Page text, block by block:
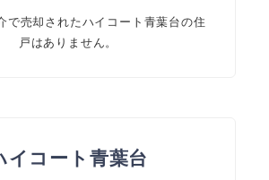
で売却されたハイコート青葉台の住
戸はありません。
イコート青葉台